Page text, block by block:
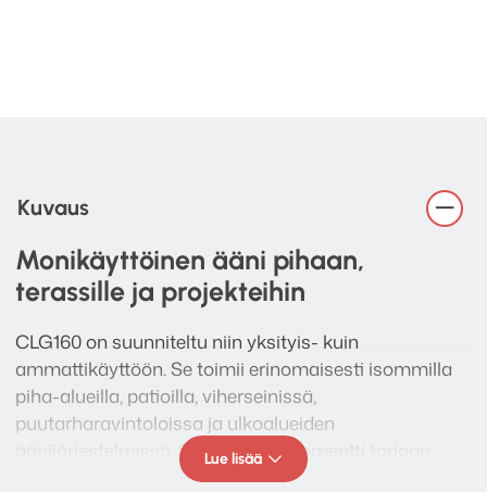
Kuvaus
Monikäyttöinen ääni pihaan,
terassille ja projekteihin
CLG160 on suunniteltu niin yksityis- kuin
ammattikäyttöön. Se toimii erinomaisesti isommilla
piha-alueilla, patioilla, viherseinissä,
puutarharavintoloissa ja ulkoalueiden
äänijärjestelmissä. Suurempi 6″ elementti tarjoaa
erinomaisen bassotoiston ja selkeän äänen, joka
Lue lisää